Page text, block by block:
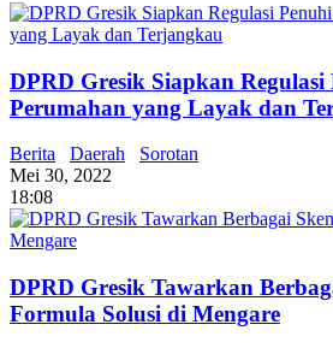
DPRD Gresik Siapkan
Perumahan yang Layak dan
Berita Daerah
Sorotan
Mei 30, 2022
18:08
DPRD Gresik Tawarkan
Formula Solusi di Mengare